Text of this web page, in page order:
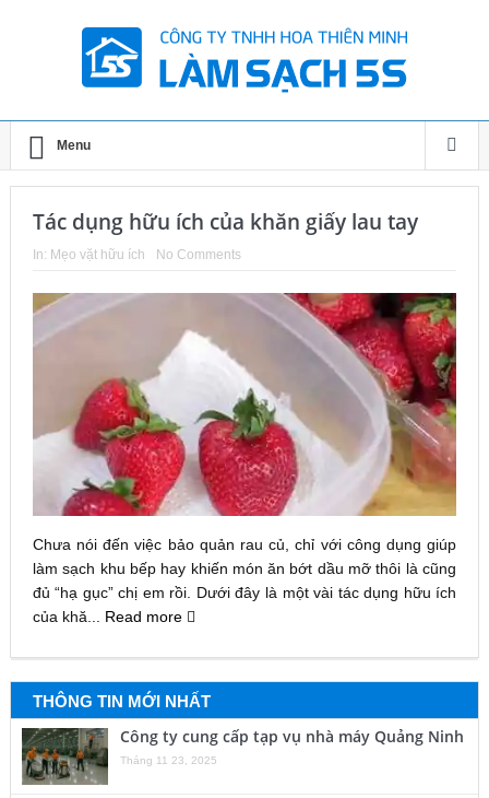
Menu
Tác dụng hữu ích của khăn giấy lau tay
In: Mẹo vặt hữu ích No Comments
Chưa nói đến việc bảo quản rau củ, chỉ với công dụng giúp
làm sạch khu bếp hay khiến món ăn bớt dầu mỡ thôi là cũng
đủ “hạ gục” chị em rồi. Dưới đây là một vài tác dụng hữu ích
của khă... Read more
THÔNG TIN MỚI NHẤT
Công ty cung cấp tạp vụ nhà máy Quảng Ninh
Tháng 11 23, 2025